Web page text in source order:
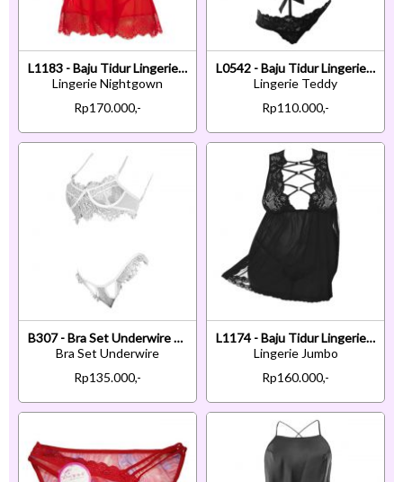
L1183 - Baju Tidur Lingerie Nightgown Sleepwear Midi Dress Merah Transparan Bra Kawat
Lingerie Nightgown
Rp170.000,-
L0542 - Baju Tidur Lingerie Teddy Bodysuit Dress Halter Hitam
Lingerie Teddy
Rp110.000,-
B307 - Bra Set Underwire Kawat Putih Transparan Celana Dalam
Bra Set Underwire
Rp135.000,-
L1174 - Baju Tidur Lingerie Jumbo Big Size Babydoll Mini Dress Hitam Transparan Ikat Belakang
Lingerie Jumbo
Rp160.000,-